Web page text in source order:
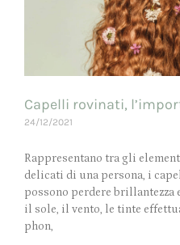
Capelli rovinati,
24/12/2021
Rappresentano tra gli
delicati di una persona, i
possono perdere brillantezza
il sole, il vento, le tinte
phon,